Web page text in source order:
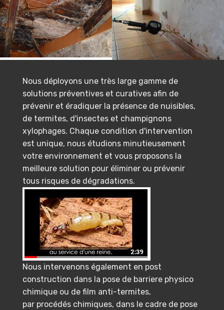
Nous déployons une très large gamme de
solutions préventives et curatives afin de
prévenir et éradiquer la présence de nuisibles,
de termites, d'insectes et champignons
xylophages. Chaque condition d'intervention
est unique, nous étudions minutieusement
votre environnement et vous proposons la
meilleure solution pour éliminer ou prévenir
tous risques de dégradations.
Nous intervenons également en post
construction dans la pose de barriere physico
chimique ou de film anti-termites,
par procédés chimiques, dans le cadre de pose